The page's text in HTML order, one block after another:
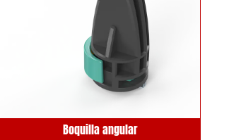
Boquilla angular